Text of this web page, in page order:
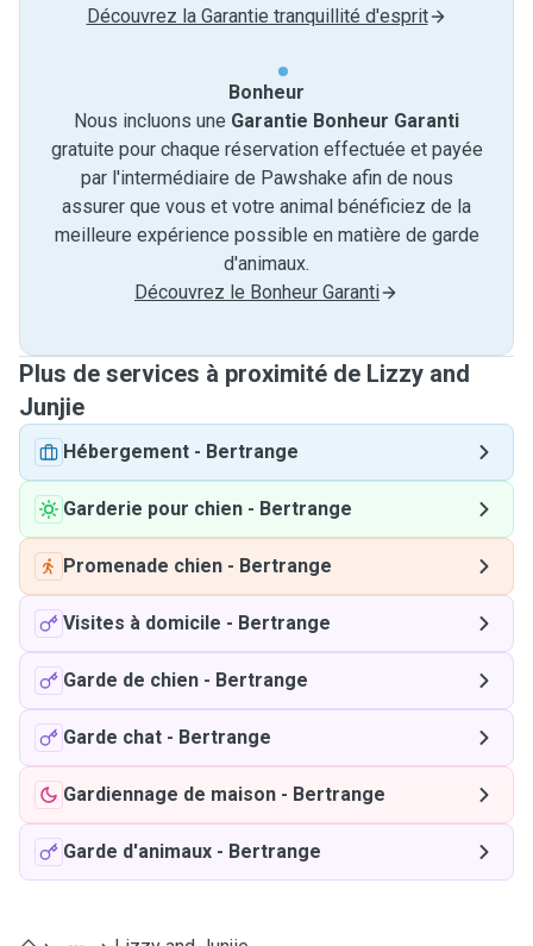
Découvrez la Garantie tranquillité d'esprit
Bonheur
Nous incluons une Garantie Bonheur Garanti
gratuite pour chaque réservation effectuée et payée
par l'intermédiaire de Pawshake afin de nous
assurer que vous et votre animal bénéficiez de la
meilleure expérience possible en matière de garde
d'animaux.
Découvrez le Bonheur Garanti
Plus de services à proximité de Lizzy and
Junjie
Hébergement - Bertrange
Garderie pour chien - Bertrange
Promenade chien - Bertrange
Visites à domicile - Bertrange
Garde de chien - Bertrange
Garde chat - Bertrange
Gardiennage de maison - Bertrange
Garde d'animaux - Bertrange